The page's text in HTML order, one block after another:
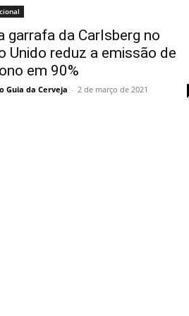
garrafa da Carlsberg no
Unido reduz a emissão de
em 90%
Guia da Cerveja - 2 de março de 2021